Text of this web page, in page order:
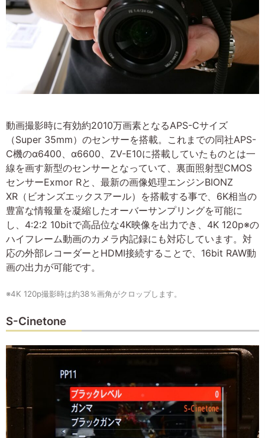
動画撮影時に有効約2010万画素となるAPS-Cサイズ
（Super 35mm）のセンサーを搭載。これまでの同社APS-
C機のα6400、α6600、ZV-E10に搭載していたものとは一
線を画す新型のセンサーとなっていて、裏面照射型CMOS
センサーExmor Rと、最新の画像処理エンジンBIONZ
XR（ビオンズエックスアール）を搭載する事で、6K相当の
豊富な情報量を凝縮したオーバーサンプリングを可能に
し、4:2:2 10bitで高品位な4K映像を出力でき、4K 120p※の
ハイフレーム動画のカメラ内記録にも対応しています。対
応の外部レコーダーとHDMI接続することで、16bit RAW動
画の出力が可能です。
※4K 120p撮影時は約38％画角がクロップします。
S-Cinetone